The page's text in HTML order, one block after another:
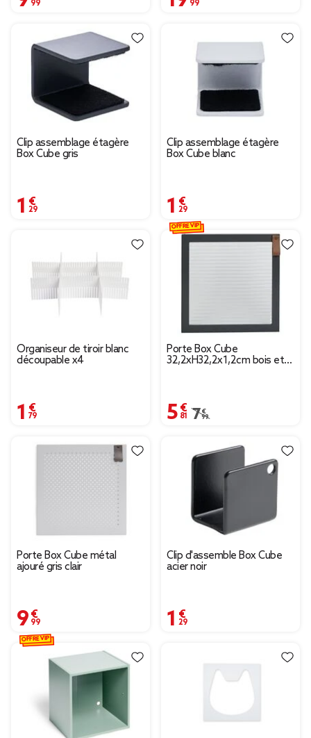
Clip assemblage étagère
Box Cube gris
1,29 €
Clip assemblage étagère
Box Cube blanc
1,29 €
Organiseur de tiroir blanc
découpable x4
1,79 €
Porte Box Cube
32,2xH32,2x1,2cm bois et
5,81 €
Prix remisé de 7,99 € à
7,99 €
OFFRE VIP
Porte Box Cube métal
ajouré gris clair
9,99 €
Clip d'assemble Box Cube
acier noir
1,29 €
OFFRE VIP